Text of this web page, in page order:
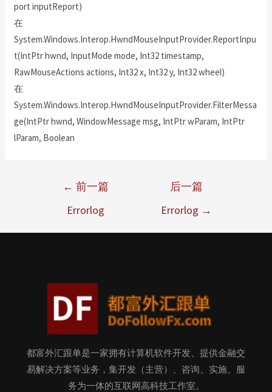
port inputReport)
在
System.Windows.Interop.HwndMouseInputProvider.ReportInpu
t(IntPtr hwnd, InputMode mode, Int32 timestamp,
RawMouseActions actions, Int32 x, Int32 y, Int32 wheel)
在
System.Windows.Interop.HwndMouseInputProvider.FilterMessa
ge(IntPtr hwnd, WindowMessage msg, IntPtr wParam, IntPtr
lParam, Boolean
← 前一篇
Errorlog
后一篇
Errorlog →
都富外汇跟单是一家拥有计算机软件开发、提供金融交
易解决方案等业务，集开发（主营）、咨询、实施、服
务为一体的互联网高科技工作室。